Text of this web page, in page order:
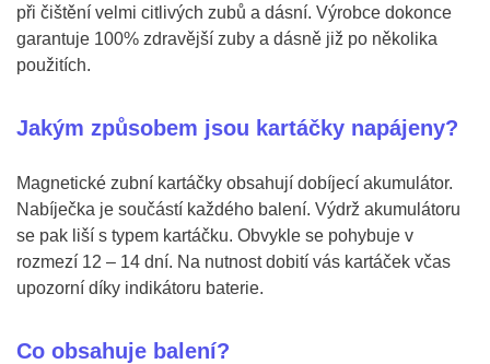
při čištění velmi citlivých zubů a dásní. Výrobce dokonce
garantuje 100% zdravější zuby a dásně již po několika
použitích.
Jakým způsobem jsou kartáčky napájeny?
Magnetické zubní kartáčky obsahují dobíjecí akumulátor.
Nabíječka je součástí každého balení. Výdrž akumulátoru
se pak liší s typem kartáčku. Obvykle se pohybuje v
rozmezí 12 – 14 dní. Na nutnost dobití vás kartáček včas
upozorní díky indikátoru baterie.
Co obsahuje balení?